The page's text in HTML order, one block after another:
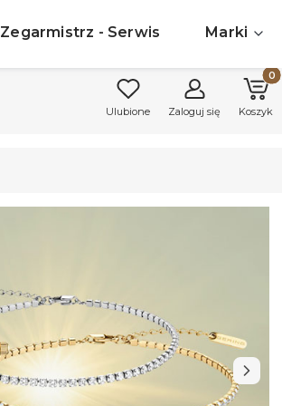
Ulubione Zaloguj się Koszyk
Zegarmistrz - Serwis Marki